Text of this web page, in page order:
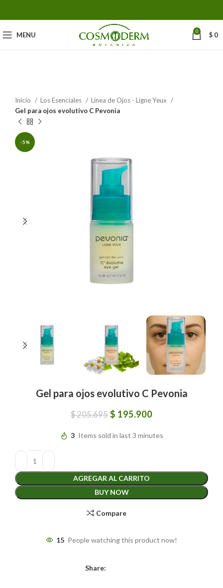
MENU 0 $ 0
Inicio Los Esenciales
Línea de Ojos - Ligne Yeux
Gel para ojos evolutivo C Pevonia
-5%
Gel para ojos evolutivo C Pevonia
$205.695 $ 195.900
3 Items sold in last 3 minutes
AGREGAR AL CARRITO
BUY NOW
Compare
15 People watching this product now!
Share: